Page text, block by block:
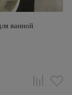
ванной